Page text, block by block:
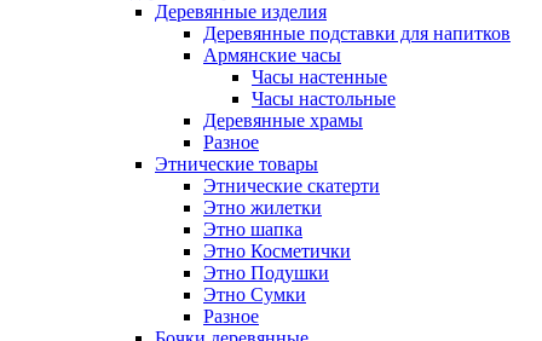
Деревянные изделия
Деревянные подставки для напитков
Армянские часы
Часы настенные
Часы настольные
Деревянные храмы
Разное
Этнические товары
Этнические скатерти
Этно жилетки
Этно шапка
Этно Косметички
Этно Подушки
Этно Сумки
Разное